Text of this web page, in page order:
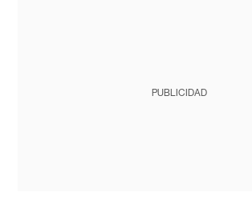
PUBLICIDAD